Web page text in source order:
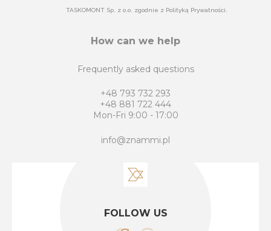
TASKOMONT Sp. z o.o. zgodnie z Polityką Prywatności.
How can we help
Frequently asked questions
+48 793 732 293
+48 881 722 444
Mon-Fri 9:00 - 17:00
info@znammi.pl
FOLLOW US